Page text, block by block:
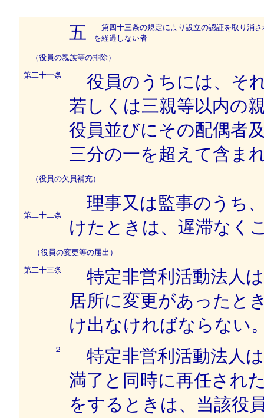
五
第四十三条の規定により設立の認証を取り消
を経過しない者
（役員の親族等の排除）
第二十一条
役員のうちには、そ
若しくは三親等以内の
役員並びにその配偶者
三分の一を超えて含ま
（役員の欠員補充）
第二十二条
理事又は監事のうち
けたときは、遅滞なく
（役員の変更等の届出）
第二十三条
特定非営利活動法人
居所に変更があったと
け出なければならない
２
特定非営利活動法人
満了と同時に再任され
をするときは、当該役